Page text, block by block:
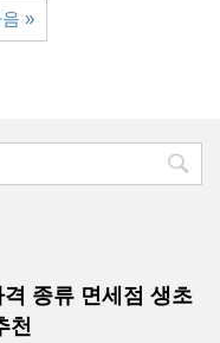
»
종류 면세점 생초
천